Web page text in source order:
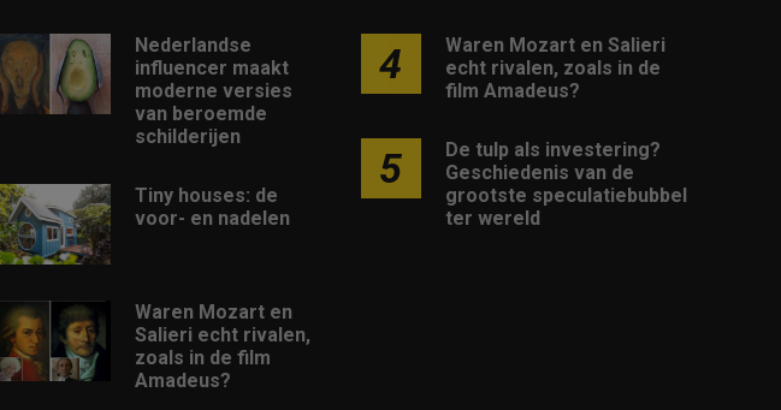
Nederlandse
influencer maakt
moderne versies
van beroemde
schilderijen
Tiny houses: de
voor- en nadelen
Waren Mozart en
Salieri echt rivalen,
zoals in de film
Amadeus?
4
Waren Mozart en Salieri
echt rivalen, zoals in de
film Amadeus?
5
De tulp als investering?
Geschiedenis van de
grootste speculatiebubbel
ter wereld